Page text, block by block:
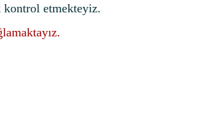
kontrol etmekteyiz.